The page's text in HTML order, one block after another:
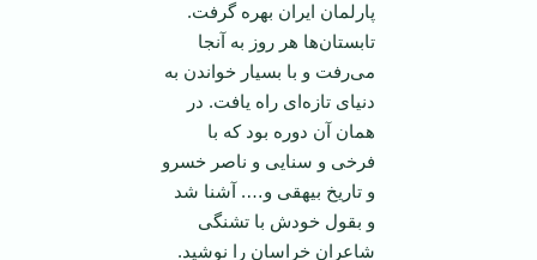
پارلمان ایران بهره گرفت.
تابستان‌ها هر روز به آنجا
می‌رفت و با بسیار خواندن به
دنیای تازه‌ای راه یافت. در‌‌
همان آن دوره بود که با
فرخی و سنایی و ناصر خسرو
و تاریخ بیهقی و…. آشنا شد
و بقول خودش با تشنگی
شاعران خراسان را نوشید.